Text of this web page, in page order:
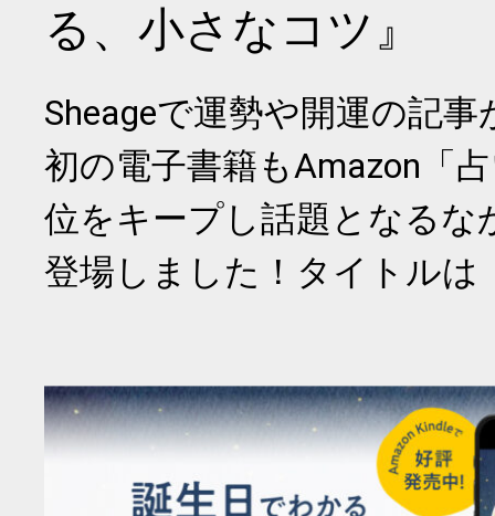
る、小さなコツ』
Sheageで運勢や開運の記
初の電子書籍もAmazon「
位をキープし話題となるな
登場しました！タイトルは